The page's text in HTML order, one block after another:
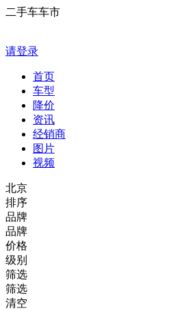
二手车车市
请登录
首页
车型
降价
资讯
经销商
图片
视频
北京
排序
品牌
品牌
价格
级别
筛选
筛选
清空